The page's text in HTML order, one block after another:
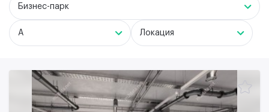
Бизнес-парк
A Локация